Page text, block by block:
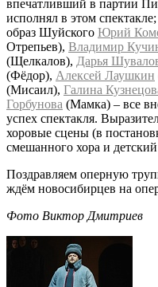
впечатливший в партии
исполнял в этом
образ Шуйского Юрий
Отрепьев), Владимир
(Щелкалов), Дарья
(Фёдор), Алексей Лаушкин
(Мисаил), Галина
Горбунова (Мамка) – все
успех спектакля.
хоровые сцены (в
смешанного хора и
Поздравляем оперную
ждём новосибирцев на
Фото Виктор Дмитриев